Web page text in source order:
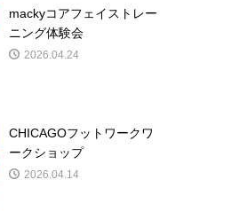
mackyコアフェイストレー
ニング体験会
2026.04.24
CHICAGOフットワークワ
ークショップ
2026.04.14